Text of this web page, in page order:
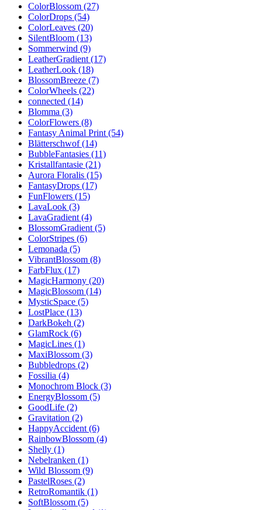
ColorBlossom (27)
ColorDrops (54)
ColorLeaves (20)
SilentBloom (13)
Sommerwind (9)
LeatherGradient (17)
LeatherLook (18)
BlossomBreeze (7)
ColorWheels (22)
connected (14)
Blomma (3)
ColorFlowers (8)
Fantasy Animal Print (54)
Blätterschwof (14)
BubbleFantasies (11)
Kristallfantasie (21)
Aurora Floralis (15)
FantasyDrops (17)
FunFlowers (15)
LavaLook (3)
LavaGradient (4)
BlossomGradient (5)
ColorStripes (6)
Lemonada (5)
VibrantBlossom (8)
FarbFlux (17)
MagicHarmony (20)
MagicBlossom (14)
MysticSpace (5)
LostPlace (13)
DarkBokeh (2)
GlamRock (6)
MagicLines (1)
MaxiBlossom (3)
Bubbledrops (2)
Fossilia (4)
Monochrom Block (3)
EnergyBlossom (5)
GoodLife (2)
Gravitation (2)
HappyAccident (6)
RainbowBlossom (4)
Shelly (1)
Nebelranken (1)
Wild Blossom (9)
PastelRoses (2)
RetroRomantik (1)
SoftBlossom (5)